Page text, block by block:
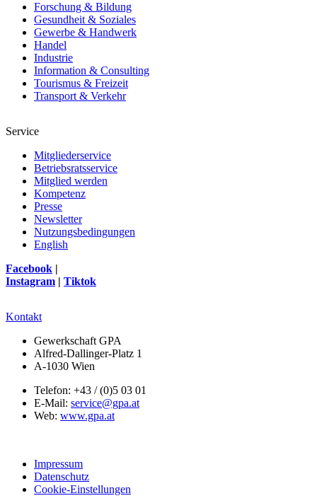
Forschung & Bildung
Gesundheit & Soziales
Gewerbe & Handwerk
Handel
Industrie
Information & Consulting
Tourismus & Freizeit
Transport & Verkehr
Service
Mitgliederservice
Betriebsratsservice
Mitglied werden
Kompetenz
Presse
Newsletter
Nutzungsbedingungen
English
Facebook |
Instagram | Tiktok
Kontakt
Gewerkschaft GPA
Alfred-Dallinger-Platz 1
A-1030 Wien
Telefon: +43 / (0)5 03 01
E-Mail: service@gpa.at
Web: www.gpa.at
Impressum
Datenschutz
Cookie-Einstellungen